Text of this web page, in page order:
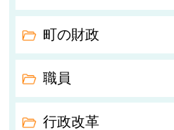
町の財政
職員
行政改革